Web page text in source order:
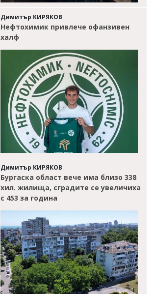
Димитър КИРЯКОВ
Нефтохимик привлече офанзивен
халф
Димитър КИРЯКОВ
Бургаска област вече има близо 338
хил. жилища, сградите се увеличиха
с 453 за година